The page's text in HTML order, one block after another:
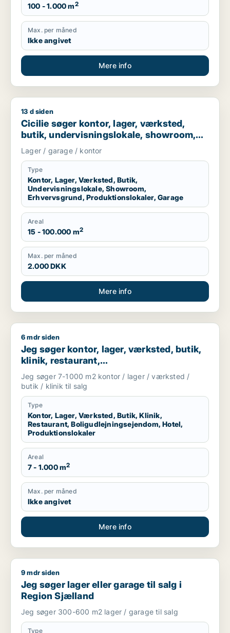
100 - 1.000 m2
Max. per måned
Ikke angivet
Mere info
Cicilie søger kontor, lager, værksted, butik,
13 d siden
Cicilie søger kontor, lager, værksted,
butik, undervisningslokale, showroom,
erhvervsgrund, produktionslokaler eller
garage til leje i Region Sjælland eller
Nordsjælland
Lager / garage / kontor
Type
Kontor, Lager, Værksted, Butik,
Undervisningslokale, Showroom,
Erhvervsgrund, Produktionslokaler, Garage
Areal
15 - 100.000 m2
Max. per måned
2.000 DKK
Mere info
Jeg søger kontor, lager, værksted, butik, klinik, restaurant,
6 mdr siden
Jeg søger kontor, lager, værksted, butik,
klinik, restaurant,
boligudlejningsejendom, hotel eller
produktionslokaler til salg i Vordingborg,
Guldborgsund eller Lolland
Jeg søger 7-1000 m2 kontor / lager / værksted /
butik / klinik til salg
Type
Kontor, Lager, Værksted, Butik, Klinik,
Restaurant, Boligudlejningsejendom, Hotel,
Produktionslokaler
Areal
7 - 1.000 m2
Max. per måned
Ikke angivet
Mere info
Jeg søger lager eller garage til salg i Region Sjælland
9 mdr siden
Jeg søger lager eller garage til salg i
Region Sjælland
Jeg søger 300-600 m2 lager / garage til salg
Type